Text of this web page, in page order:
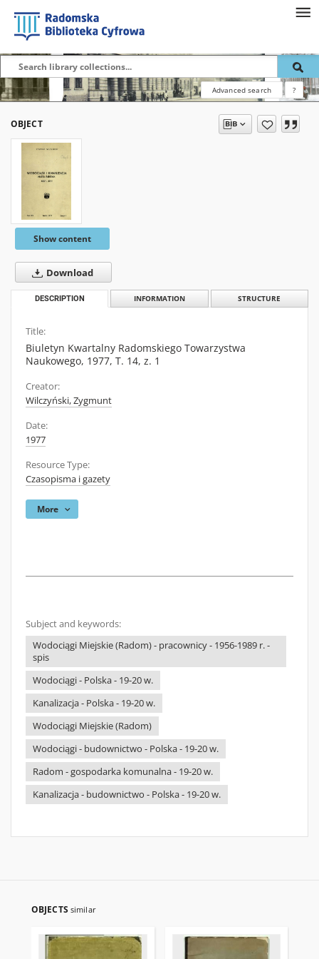
Advanced search ?
OBJECT
Show content
Download
DESCRIPTION INFORMATION STRUCTURE
Title:
Biuletyn Kwartalny Radomskiego Towarzystwa
Naukowego, 1977, T. 14, z. 1
Creator:
Wilczyński, Zygmunt
Date:
1977
Resource Type:
Czasopisma i gazety
More
Subject and keywords:
Wodociągi Miejskie (Radom) - pracownicy - 1956-1989 r. -
spis
Wodociągi - Polska - 19-20 w.
Kanalizacja - Polska - 19-20 w.
Wodociągi Miejskie (Radom)
Wodociągi - budownictwo - Polska - 19-20 w.
Radom - gospodarka komunalna - 19-20 w.
Kanalizacja - budownictwo - Polska - 19-20 w.
OBJECTS similar